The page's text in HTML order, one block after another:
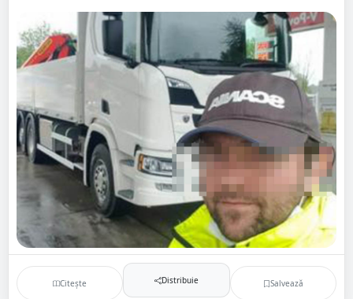
Citește Distribuie Salvează